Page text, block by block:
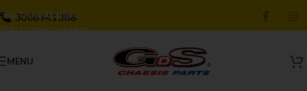
Skip to navigation
Skip to main content
3006941388
MENU